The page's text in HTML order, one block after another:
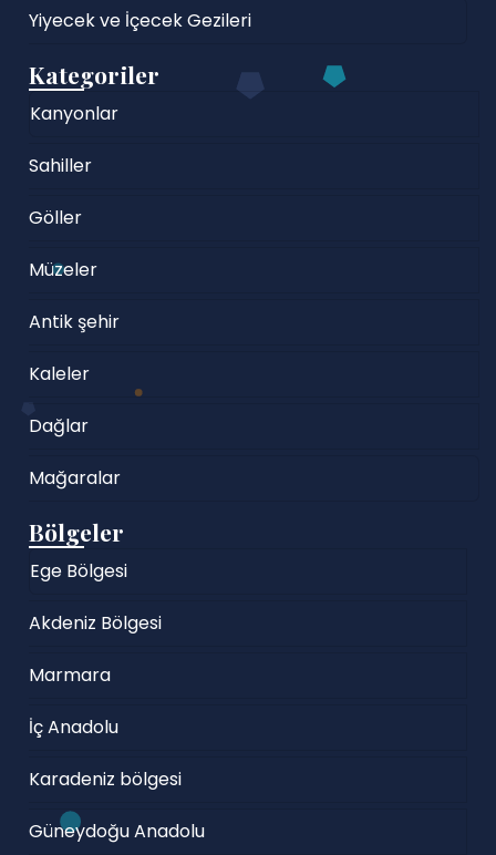
Yiyecek ve İçecek Gezileri
Kategoriler
Kanyonlar
Sahiller
Göller
Müzeler
Antik şehir
Kaleler
Dağlar
Mağaralar
Bölgeler
Ege Bölgesi
Akdeniz Bölgesi
Marmara
İç Anadolu
Karadeniz bölgesi
Güneydoğu Anadolu